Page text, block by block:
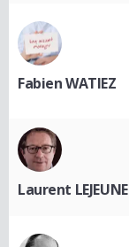
Fabien WATIEZ
Laurent LEJEUNE